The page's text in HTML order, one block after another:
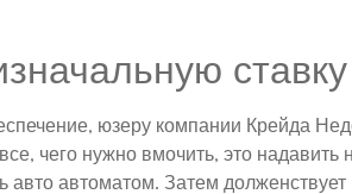
юзеру компании Крейда
чего нужно вмочить, это
автоматом. Затем